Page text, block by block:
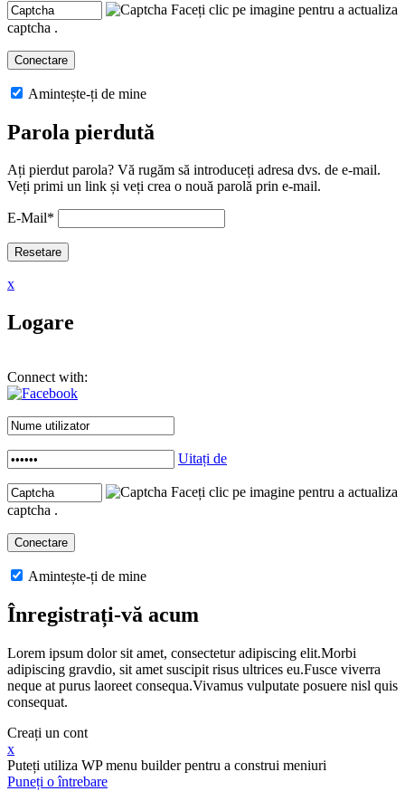
Faceți clic pe imagine pentru a actualiza
captcha .
Amintește-ți de mine
Parola pierdută
Ați pierdut parola? Vă rugăm să introduceți adresa dvs. de e-mail.
Veți primi un link și veți crea o nouă parolă prin e-mail.
E-Mail*
x
Logare
Connect with:
Uitați de
Faceți clic pe imagine pentru a actualiza
captcha .
Amintește-ți de mine
Înregistrați-vă acum
Lorem ipsum dolor sit amet, consectetur adipiscing elit.Morbi
adipiscing gravdio, sit amet suscipit risus ultrices eu.Fusce viverra
neque at purus laoreet consequa.Vivamus vulputate posuere nisl quis
consequat.
Creați un cont
x
Puteți utiliza WP menu builder pentru a construi meniuri
Puneți o întrebare